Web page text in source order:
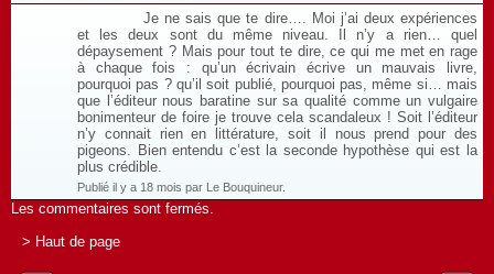
Je ne sais que te dire…. Moi j’ai deux expériences
et les deux sont du même niveau. Il n’y a rien… quel
dépaysement ? Mais pour tout te dire, ce qui me met en rage
à chaque fois : qu’un écrivain écrive un mauvais livre,
pourquoi pas ? qu’il soit publié, pourquoi pas, même si… mais
que l’éditeur nous baratine sur sa qualité comme un vulgaire
bonimenteur de foire je trouve cela scandaleux ! Soit l’éditeur
n’y connait rien en littérature, soit il nous prend pour des
pigeons. Bien entendu c’est la seconde hypothèse qui est la
plus crédible.
Publié il y a 18 mois par Le Bouquineur.
Les commentaires sont fermés.
> Haut de page